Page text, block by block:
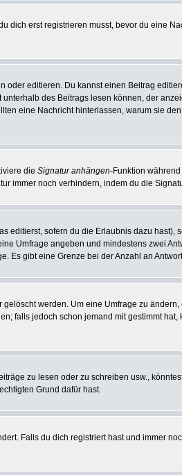
erst registrieren musst, bevor du eine
editieren. Du kannst einen Beitrag
des Beitrags lesen können, der
eine Nachricht hinterlassen, warum sie
die Signatur anhängen-Funktion
immer noch verhindern, indem du die
editierst, sofern du die Erlaubnis dazu hast),
Umfrage angeben und mindestens zwei
Es gibt eine Grenze bei der Anzahl an
werden. Um eine Umfrage zu
falls jedoch schon jemand mit gestimmt
zu lesen oder zu schreiben usw.,
Grund dafür hast.
Falls du dich registriert hast und immer